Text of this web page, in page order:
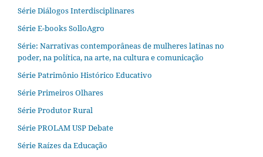
Série Diálogos Interdisciplinares
Série E-books SolloAgro
Série: Narrativas contemporâneas de mulheres latinas no
poder, na política, na arte, na cultura e comunicação
Série Patrimônio Histórico Educativo
Série Primeiros Olhares
Série Produtor Rural
Série PROLAM USP Debate
Série Raízes da Educação